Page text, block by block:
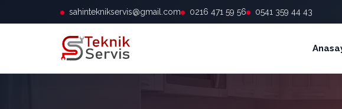
sahinteknikservis@gmail.com 0216 471 59 56 0541 359 44 43